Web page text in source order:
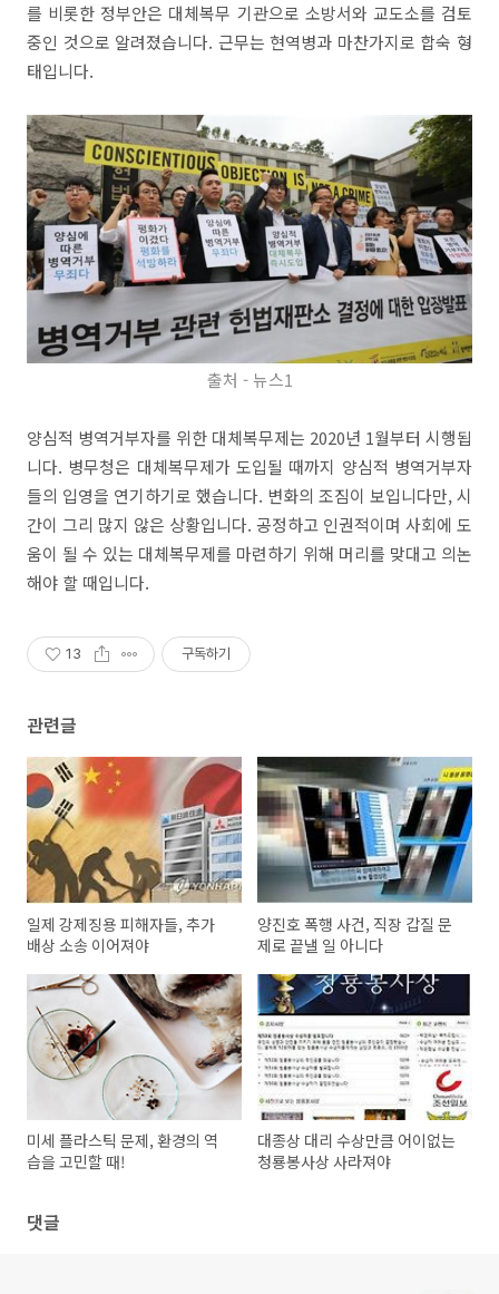
를 비롯한 정부안은 대체복무 기관으로 소방서와 교도소를 검토
중인 것으로 알려졌습니다. 근무는 현역병과 마찬가지로 합숙 형
태입니다.
출처 - 뉴스1
양심적 병역거부자를 위한 대체복무제는 2020년 1월부터 시행됩
니다. 병무청은 대체복무제가 도입될 때까지 양심적 병역거부자
들의 입영을 연기하기로 했습니다. 변화의 조짐이 보입니다만, 시
간이 그리 많지 않은 상황입니다. 공정하고 인권적이며 사회에 도
움이 될 수 있는 대체복무제를 마련하기 위해 머리를 맞대고 의논
해야 할 때입니다.
13 구독하기
관련글
일제 강제징용 피해자들, 추가
배상 소송 이어져야
양진호 폭행 사건, 직장 갑질 문
제로 끝낼 일 아니다
미세 플라스틱 문제, 환경의 역
습을 고민할 때!
대종상 대리 수상만큼 어이없는
청룡봉사상 사라져야
댓글